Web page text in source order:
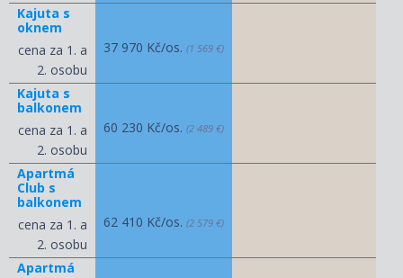
Kajuta s
oknem
cena za 1. a
2. osobu
37 970 Kč/os. (1 569 €)
Kajuta s
balkonem
cena za 1. a
2. osobu
60 230 Kč/os. (2 489 €)
Apartmá
Club s
balkonem
cena za 1. a
2. osobu
62 410 Kč/os. (2 579 €)
Apartmá